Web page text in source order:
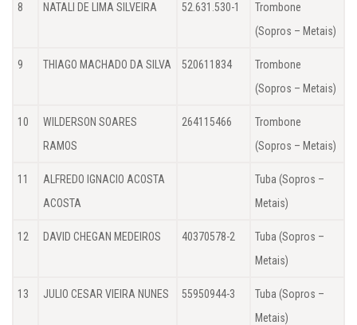
8 NATALI DE LIMA SILVEIRA 52.631.530-1
Trombone
(Sopros – Metais)
9 THIAGO MACHADO DA SILVA 520611834
Trombone
(Sopros – Metais)
10
WILDERSON SOARES
RAMOS
264115466
Trombone
(Sopros – Metais)
11
ALFREDO IGNACIO ACOSTA
ACOSTA
Tuba (Sopros –
Metais)
12 DAVID CHEGAN MEDEIROS 40370578-2
Tuba (Sopros –
Metais)
13 JULIO CESAR VIEIRA NUNES 55950944-3
Tuba (Sopros –
Metais)